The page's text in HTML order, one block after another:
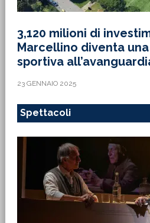
3,120 milioni di
Marcellino diventa
sportiva
23 GENNAIO 2025
Spettacoli